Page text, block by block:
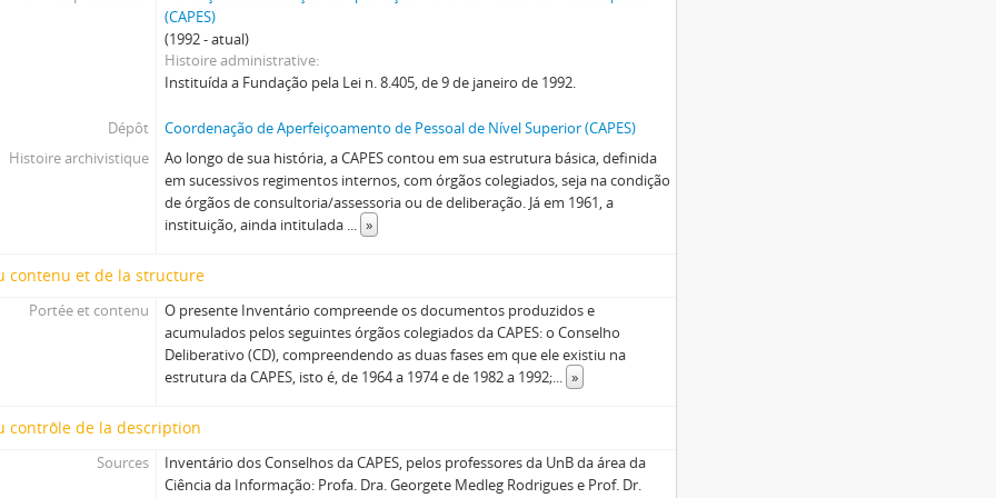
(CAPES)
(1992 - atual)
Histoire administrative
Instituída a Fundação pela Lei n. 8.405, de 9 de janeiro de 1992.
Dépôt
Coordenação de Aperfeiçoamento de Pessoal de Nível Superior (CAPES)
Histoire archivistique
Ao longo de sua história, a CAPES contou em sua estrutura básica, definida
em sucessivos regimentos internos, com órgãos colegiados, seja na condição
de órgãos de consultoria/assessoria ou de deliberação. Já em 1961, a
instituição, ainda intitulada ... »
contenu et de la structure
Portée et contenu
O presente Inventário compreende os documentos produzidos e
acumulados pelos seguintes órgãos colegiados da CAPES: o Conselho
Deliberativo (CD), compreendendo as duas fases em que ele existiu na
estrutura da CAPES, isto é, de 1964 a 1974 e de 1982 a 1992;... »
contrôle de la description
Sources
Inventário dos Conselhos da CAPES, pelos professores da UnB da área da
Ciência da Informação: Profa. Dra. Georgete Medleg Rodrigues e Prof. Dr.